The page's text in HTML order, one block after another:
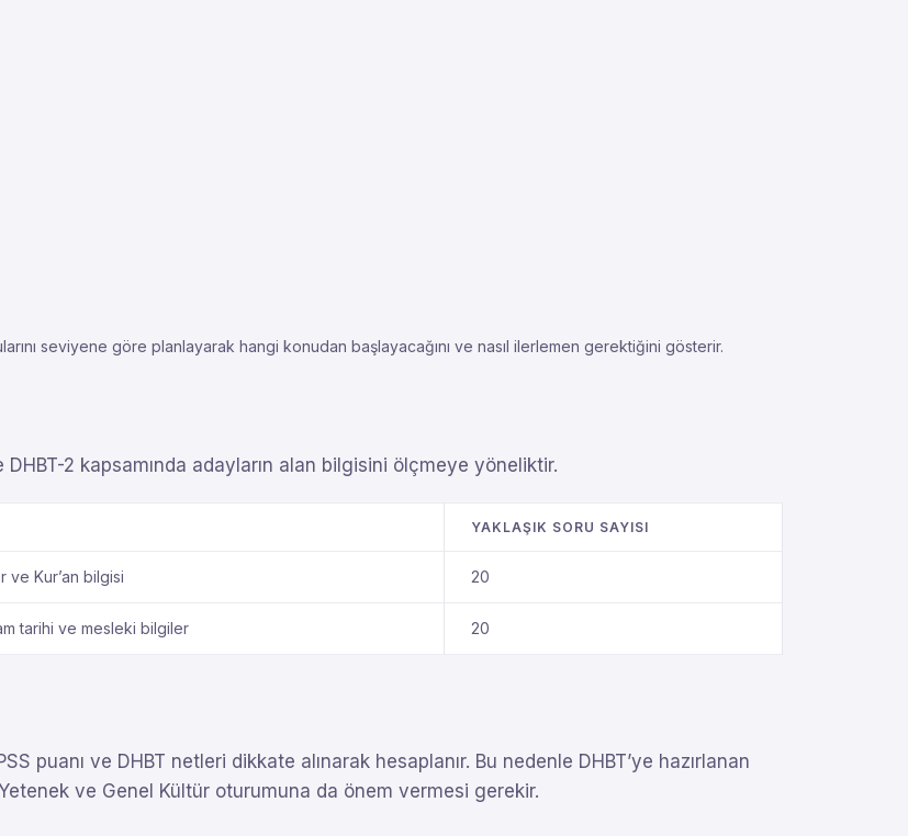
seviyene göre planlayarak hangi konudan başlayacağını ve nasıl ilerlemen gerektiğini gösterir.
2 kapsamında adayların alan bilgisini ölçmeye yöneliktir.
YAKLAŞIK SORU SAYISI
ve Kur’an bilgisi 20
tarihi ve mesleki bilgiler 20
puanı ve DHBT netleri dikkate alınarak hesaplanır. Bu nedenle DHBT’ye hazırlanan
ve Genel Kültür oturumuna da önem vermesi gerekir.